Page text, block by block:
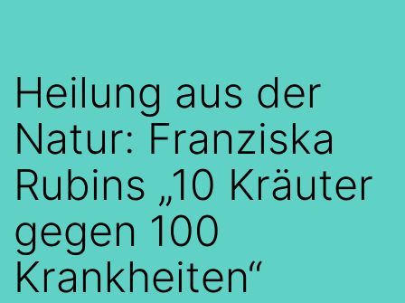
Heilung aus der
Natur: Franziska
Rubins „10 Kräuter
gegen 100
Krankheiten“